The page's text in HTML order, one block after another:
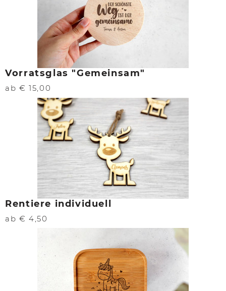
Vorratsglas "Gemeinsam"
ab € 15,00
Rentiere individuell
ab € 4,50